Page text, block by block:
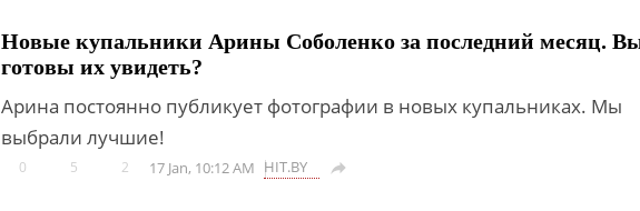
Новые купальники Арины Соболенко за последний месяц.
готовы их увидеть?
Арина постоянно публикует фотографии в новых купальниках. Мы
выбрали лучшие!
0 5 2 17 Jan, 10:12 AM HIT.BY 